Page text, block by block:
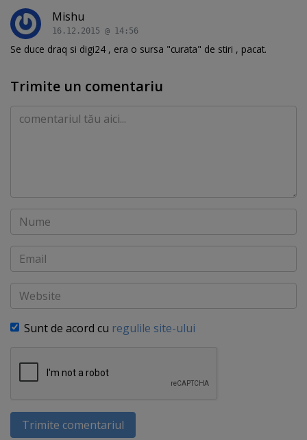
Mishu
16.12.2015 @ 14:56
Se duce draq si digi24 , era o sursa "curata" de stiri , pacat.
Trimite un comentariu
Comentariu
Nume
Email
Website
Sunt de acord cu regulile site-ului
Trimite comentariul